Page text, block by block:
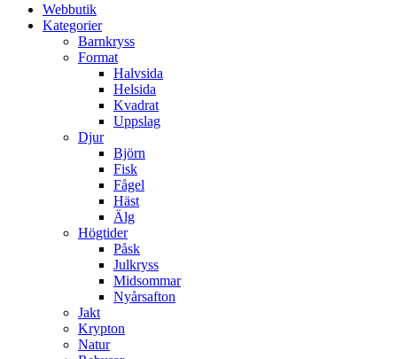
Webbutik
Kategorier
Barnkryss
Format
Halvsida
Helsida
Kvadrat
Uppslag
Djur
Björn
Fisk
Fågel
Häst
Älg
Högtider
Påsk
Julkryss
Midsommar
Nyårsafton
Jakt
Krypton
Natur